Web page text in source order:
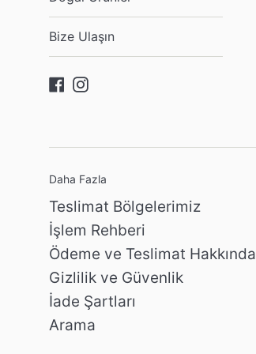
Bize Ulaşın
Facebook
Instagram
Daha Fazla
Teslimat Bölgelerimiz
İşlem Rehberi
Ödeme ve Teslimat Hakkında
Gizlilik ve Güvenlik
İade Şartları
Arama